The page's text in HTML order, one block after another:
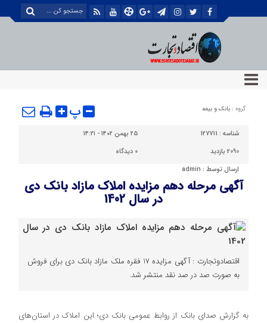
گروه : بانک و بیمه پ
شناسه : 127711
۲۵ بهمن ۱۴۰۲ - ۱۴:۲۱
2090 بازدید
0 دیدگاه
ارسال توسط : admin
آگهی مرحله دهم مزایده املاک مازاد بانک دی
در سال 1402
اقتصادوتجارت : آگهی مزایده 17 فقره ملک مازاد بانک دی برای فروش
به صورت صد در صد نقد منتشر شد.
به گزارش صدای بانک از روابط عمومی بانک دی؛ این املاک در استان‌های